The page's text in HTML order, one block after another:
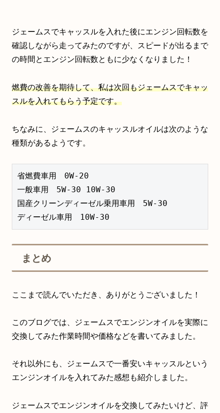
ジェームスでキャッスルを入れた後にエンジン回転数を
確認しながら走ってみたのですが、スピードが出るまで
の時間とエンジン回転数ともに少なくなりました！
燃費の改善を期待して、私は次回もジェームスでキャッ
スルを入れてもらう予定です。
ちなみに、ジェームスのキャッスルオイルは次のような
種類があるようです。
省燃費車用　0W-20
一般車用　5W-30 10W-30
国産クリーンディーゼル乗用車用　5W-30
ディーゼル車用　10W-30
まとめ
ここまで読んでいただき、ありがとうございました！
このブログでは、ジェームスでエンジンオイルを実際に
交換してみた作業時間や価格などを書いてみました。
それ以外にも、ジェームスで一番安いキャッスルという
エンジンオイルを入れてみた感想も紹介しました。
ジェームスでエンジンオイルを交換してみたいけど、評